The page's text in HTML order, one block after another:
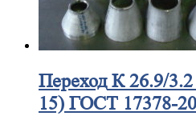
ПереходК 26.9/
15) ГОСТ 17378-